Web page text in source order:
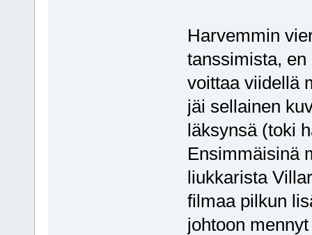
Harvemmin
tanssimista,
voittaa viidellä
jäi sellainen
läksynsä (toki
Ensimmäisinä
liukkarista
filmaa pilkun
johtoon